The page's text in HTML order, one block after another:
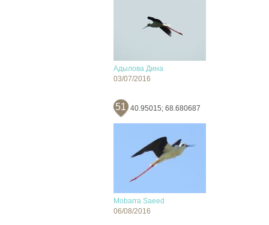
Адылова Дина
03/07/2016
51 40.95015; 68.680687
Mobarra Saeed
06/08/2016